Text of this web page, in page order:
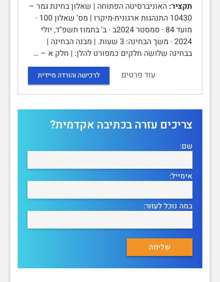
תקציר: האוניברסיטה הפתוחה | שאלון בחינת גמר –
10430 התנהגות ארגונית-מיקרו | מס' שאלון 100 ·
מועד 84 · סמסטר 2024ב · ב' בתמוז תשפ"ד, יולי
2024 · משך הבחינה: 3 שעות. | מבנה הבחינה |
בבחינה שלושה חלקים כמפורט להלן: | חלק א – …
עוד פרטים
לרכישה והורדה מיידית
צריכים עזרה בכתיבה אקדמית?
שם:
אימייל:
במה נוכל לעזור: